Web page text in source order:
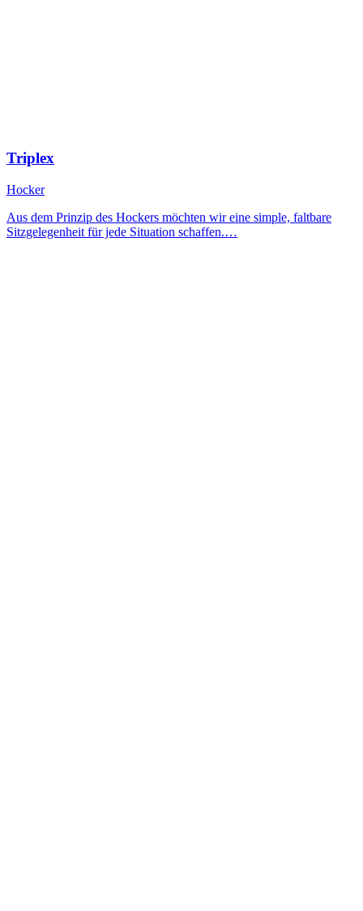
Triplex
Hocker
Aus dem Prinzip des Hockers möchten wir eine simple, faltbare
Sitzgelegenheit für jede Situation schaffen.…